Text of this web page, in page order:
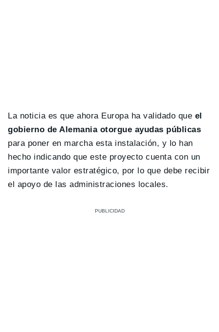
La noticia es que ahora Europa ha validado que el
gobierno de Alemania otorgue ayudas públicas
para poner en marcha esta instalación, y lo han
hecho indicando que este proyecto cuenta con un
importante valor estratégico, por lo que debe recibir
el apoyo de las administraciones locales.